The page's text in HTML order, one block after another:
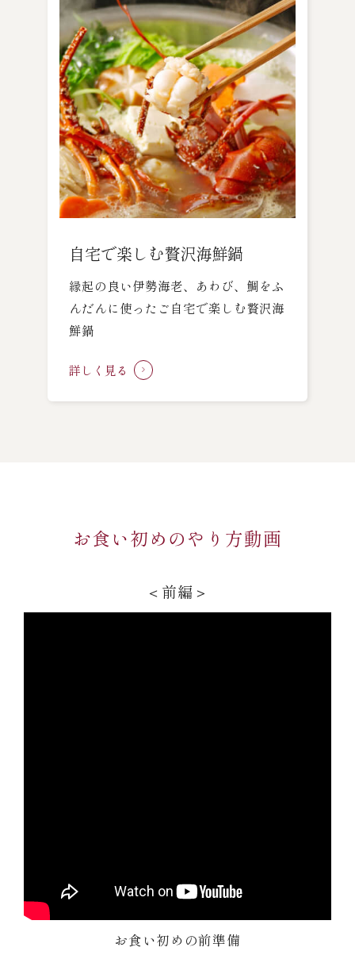
自宅で楽しむ贅沢海鮮鍋
縁起の良い伊勢海老、あわび、鯛をふ
んだんに使った ご自宅で楽しむ贅沢海
鮮鍋
詳しく見る
お食い初めのやり方動画
＜前編＞
お食い初めの前準備